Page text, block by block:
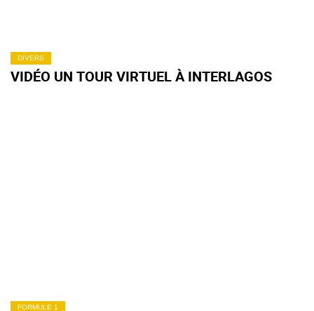
DIVERS
VIDÉO UN TOUR VIRTUEL À INTERLAGOS
FORMULE 1